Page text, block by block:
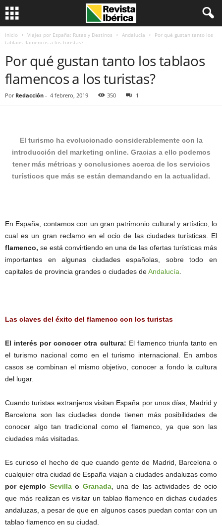
Inicio Viajes por España: Rutas y Destinos Andalucía
Por qué gustan tanto los
tablaos flamencos a los turistas?
Por qué gustan tanto los tablaos
flamencos a los turistas?
Por Redacción - 4 febrero, 2019 350 1
El turismo ha evolucionado considerablemente con la
introducción del marketing online. Gracias a ello podemos
tener más métricas y conclusiones acerca de los servicios
turísticos que más se están demandando en la actualidad.
En España, contamos con un gran patrimonio cultural y artístico, lo
cual es un gran reclamo en el ocio de las ciudades turísticas. El
flamenco, se está convirtiendo en una de las ofertas turísticas más
importantes en algunas ciudades españolas, sobre todo en
capitales de provincia grandes o ciudades deAndalucía
Las claves del éxito del flamenco con los turistas
El interés por conocer otra cultura: El flamenco triunfa tanto en
el turismo nacional como en el turismo internacional. En ambos
casos se combinan el mismo objetivo, conocer a fondo la cultura
del lugar.
Cuando turistas extranjeros visitan España por unos días, Madrid y
Barcelona son las ciudades donde tienen más posibilidades de
conocer algo tan tradicional como el flamenco, ya que son las
ciudades más visitadas.
Es curioso el hecho de que cuando gente de Madrid, Barcelona o
cualquier otra ciudad de España viajan a ciudades andaluzas como
por ejemplo Sevillao Granada, una de las actividades de ocio
que más realizan es visitar un tablao flamenco en dichas ciudades
andaluzas, a pesar de que en algunos casos puedan contar con un
tablao flamenco en su ciudad.